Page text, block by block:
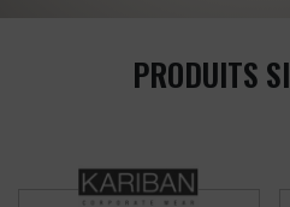
PRODUITS